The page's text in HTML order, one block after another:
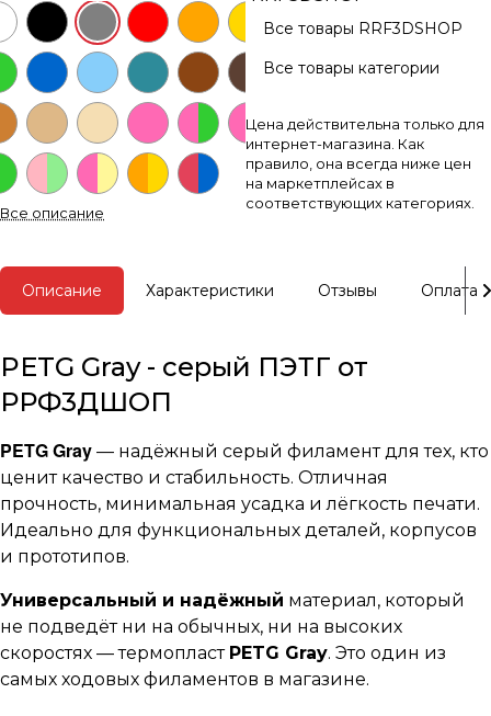
Все описание
Все товары RRF3DSHOP
Все товары категории
Цена действительна только для
интернет-магазина. Как
правило, она всегда ниже цен
на маркетплейсах в
соответствующих категориях.
Описание Характеристики Отзывы Оплата
PETG Gray - серый ПЭТГ от
РРФ3ДШОП
PETG Gray — надёжный серый филамент для тех, кто
ценит качество и стабильность. Отличная
прочность, минимальная усадка и лёгкость печати.
Идеально для функциональных деталей, корпусов
и прототипов.
Универсальный и надёжный материал, который
не подведёт ни на обычных, ни на высоких
скоростях — термопласт PETG Gray. Это один из
самых ходовых филаментов в магазине.